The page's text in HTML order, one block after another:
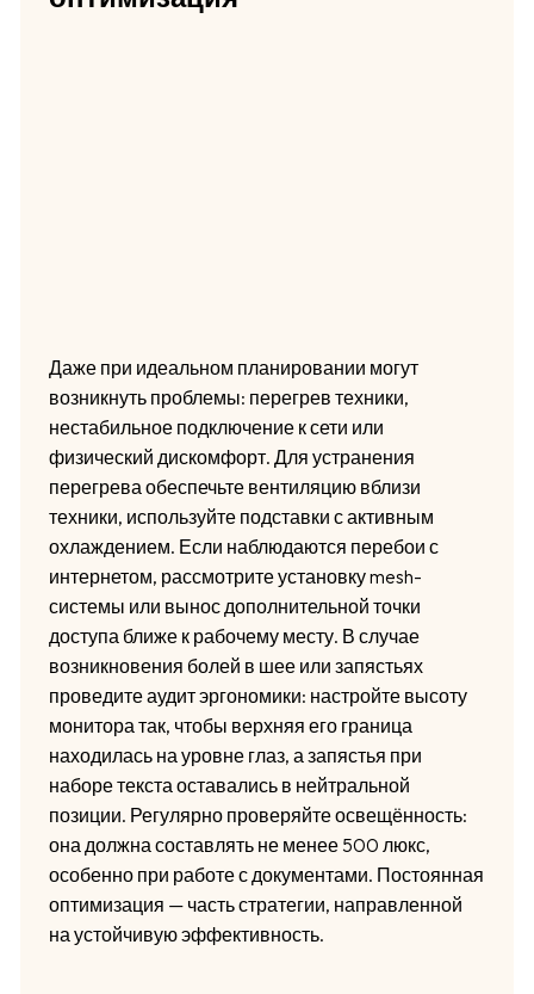
Даже при идеальном планировании могут
возникнуть проблемы: перегрев техники,
нестабильное подключение к сети или
физический дискомфорт. Для устранения
перегрева обеспечьте вентиляцию вблизи
техники, используйте подставки с активным
охлаждением. Если наблюдаются перебои с
интернетом, рассмотрите установку mesh-
системы или вынос дополнительной точки
доступа ближе к рабочему месту. В случае
возникновения болей в шее или запястьях
проведите аудит эргономики: настройте высоту
монитора так, чтобы верхняя его граница
находилась на уровне глаз, а запястья при
наборе текста оставались в нейтральной
позиции. Регулярно проверяйте освещённость:
она должна составлять не менее 500 люкс,
особенно при работе с документами. Постоянная
оптимизация — часть стратегии, направленной
на устойчивую эффективность.